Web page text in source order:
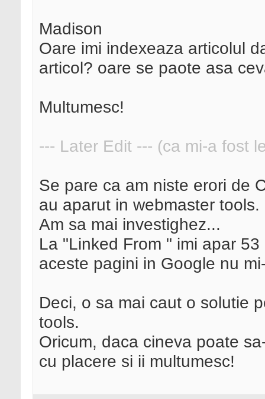
Madison
Oare imi indexeaza articolul
articol? oare se paote asa
Multumesc!
--- Later Edit --- (ca mi-a fost
Se pare ca am niste erori de
au aparut in webmaster tools.
Am sa mai investighez...
La "Linked From " imi apar
aceste pagini in Google nu
Deci, o sa mai caut o solutie
tools.
Oricum, daca cineva poate
cu placere si ii multumesc!